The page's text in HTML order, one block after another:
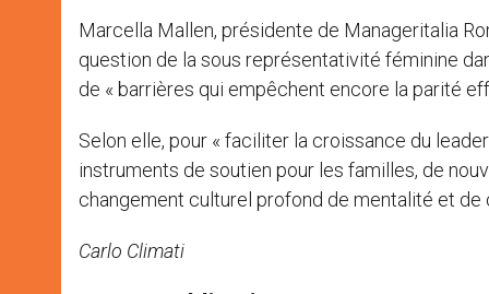
Marcella Mallen, présidente de Manageritalia
question de la sous représentativité féminine
de « barrières qui empêchent encore la parité
Selon elle, pour « faciliter la croissance du
instruments de soutien pour les familles, de
changement culturel profond de mentalité et de
Carlo Climati